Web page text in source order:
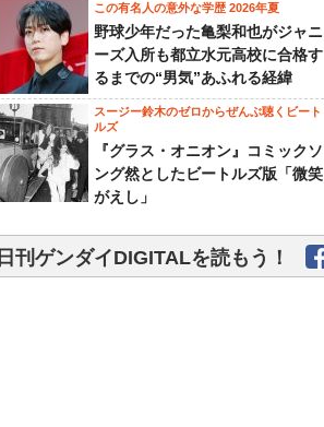
この有名人の意外な学歴 2026年夏
野球少年だった亀梨和也がジャニ
ーズ入所も都立水元高校に合格す
るまでの“男気”あふれる経緯
スージー鈴木のゼロからぜんぶ聴くビート
ルズ
『グラス・オニオン』コミックソ
ング然としたビートルズ版「微笑
がえし」
日刊ゲンダイDIGITALを読もう！